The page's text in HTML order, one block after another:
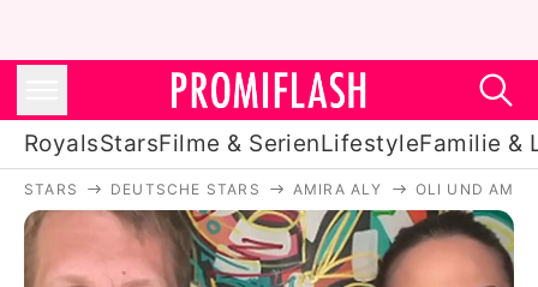
RoyalsStarsFilme & SerienLifestyleFamilie &
Royals
Stars
STARS DEUTSCHE STARS AMIRA ALY OLI UND